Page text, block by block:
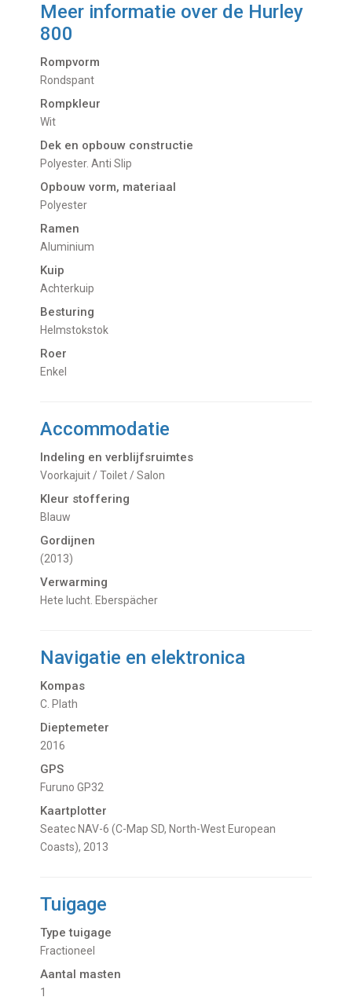
Meer informatie over de Hurley
800
Rompvorm
Rondspant
Rompkleur
Wit
Dek en opbouw constructie
Polyester. Anti Slip
Opbouw vorm, materiaal
Polyester
Ramen
Aluminium
Kuip
Achterkuip
Besturing
Helmstokstok
Roer
Enkel
Accommodatie
Indeling en verblijfsruimtes
Voorkajuit / Toilet / Salon
Kleur stoffering
Blauw
Gordijnen
(2013)
Verwarming
hete lucht. Eberspächer
Navigatie en elektronica
Kompas
C. Plath
Dieptemeter
2016
GPS
Furuno GP32
Kaartplotter
Seatec NAV-6 (C-Map SD, North-West European
Coasts), 2013
Tuigage
Type tuigage
Fractioneel
Aantal masten
1